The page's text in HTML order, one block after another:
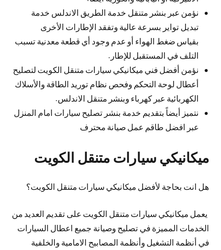
نؤمن عبر بنشر متنقل خدمة الطريق الاندلس خدمة
تبديل تواير بسرعة عالية وتفقد الإطارات الأخرى
بقياس ضغط الهواء أو عدم وجود أي قطعة معدنية تسبب
التلف في المستقبل للإطار.
نؤمن أفضل فني ميكانيكي سيارات متنقل الكويت لتصليح
أعطال لوحة التحكم وفحص نظام توريد الطاقة والأسلاك
الكهربائية عبر كهرباء وبنشر متنقل الاندلس.
نتميز أيضاً بتقديم خدمة بنشر تصليح سيارات امام المنزل
عبر افضل طاقم عمل صيانة محترف
ميكانيكي سيارات متنقل الكويت
هل انت بحاجة لأفضل ميكانيكي سيارات متنقل الكويت؟
يعمل ميكانيكي سيارات متنقل الكويت على تقديم العديد من
الخدمات المميزة في تصليح وصيانة جميع اعطال السيارات
في أنظمة التشغيل وأنظمة المصابيح الامامية والخلفية